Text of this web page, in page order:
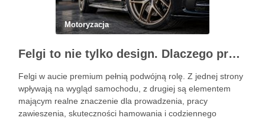
Motoryzacja
Felgi to nie tylko design. Dlaczego profesjonalny dobór jest ważniejszy niż niska cena na aukcji?
Felgi w aucie premium pełnią podwójną rolę. Z jednej strony
wpływają na wygląd samochodu, z drugiej są elementem
mającym realne znaczenie dla prowadzenia, pracy
zawieszenia, skuteczności hamowania i codziennego